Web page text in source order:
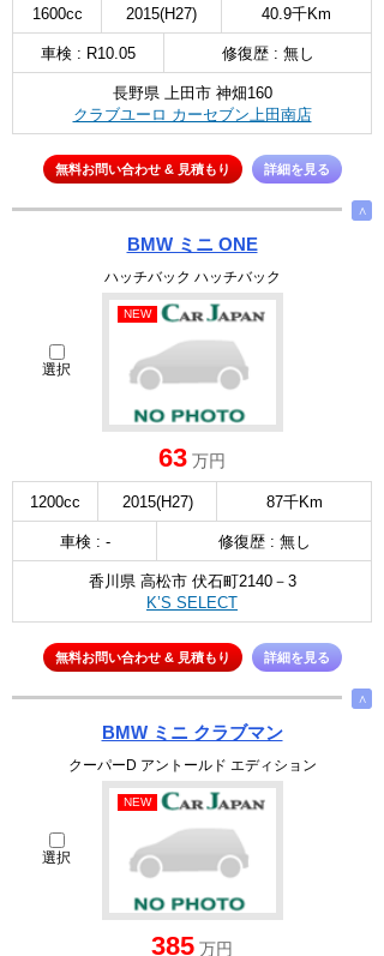
1600cc 2015(H27) 40.9千Km
車検 : R10.05 修復歴 : 無し
長野県 上田市 神畑160
クラブユーロ カーセブン上田南店
無料お問い合わせ & 見積もり 詳細を見る
∧
BMW ミニ ONE
ハッチバック ハッチバック
選択
NEW
63 万円
1200cc 2015(H27) 87千Km
車検 : - 修復歴 : 無し
香川県 高松市 伏石町2140－3
K’S SELECT
無料お問い合わせ & 見積もり 詳細を見る
∧
BMW ミニ クラブマン
クーパーD アントールド エディション
選択
NEW
385 万円